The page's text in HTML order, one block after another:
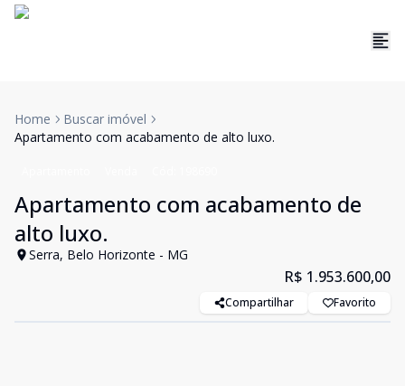
Home
Buscar imóvel
Apartamento com acabamento de alto luxo.
Apartamento com acabamento de
alto luxo.
Serra, Belo Horizonte - MG
R$ 1.953.600,00
Compartilhar Favorito